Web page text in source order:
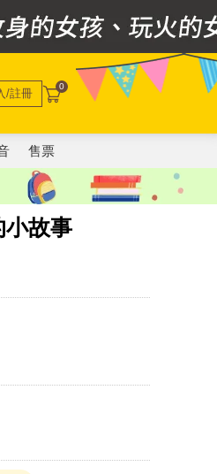
/註冊 0
售票
小故事